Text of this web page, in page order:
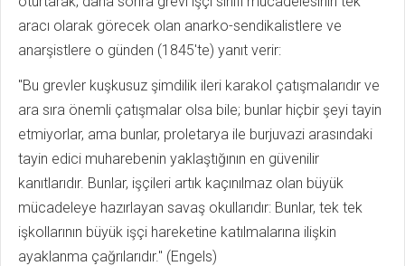
aracı olarak görecek olan anarko-sendikalistlere ve
anarşistlere o günden (1845'te) yanıt verir:
"Bu grevler kuşkusuz şimdilik ileri karakol çatışmalarıdır ve
ara sıra önemli çatışmalar olsa bile; bunlar hiçbir şeyi tayin
etmiyorlar, ama bunlar, proletarya ile burjuvazi arasındaki
tayin edici muharebenin yaklaştığının en güvenilir
kanıtlarıdır. Bunlar, işçileri artık kaçınılmaz olan büyük
mücadeleye hazırlayan savaş okullarıdır: Bunlar, tek tek
işkollarının büyük işçi hareketine katılmalarına ilişkin
ayaklanma çağrılarıdır." (Engels)